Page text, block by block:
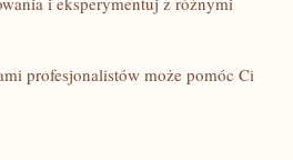
profesjonalistów⁣ może pomóc Ci